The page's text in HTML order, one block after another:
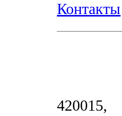
Контакты
420015,